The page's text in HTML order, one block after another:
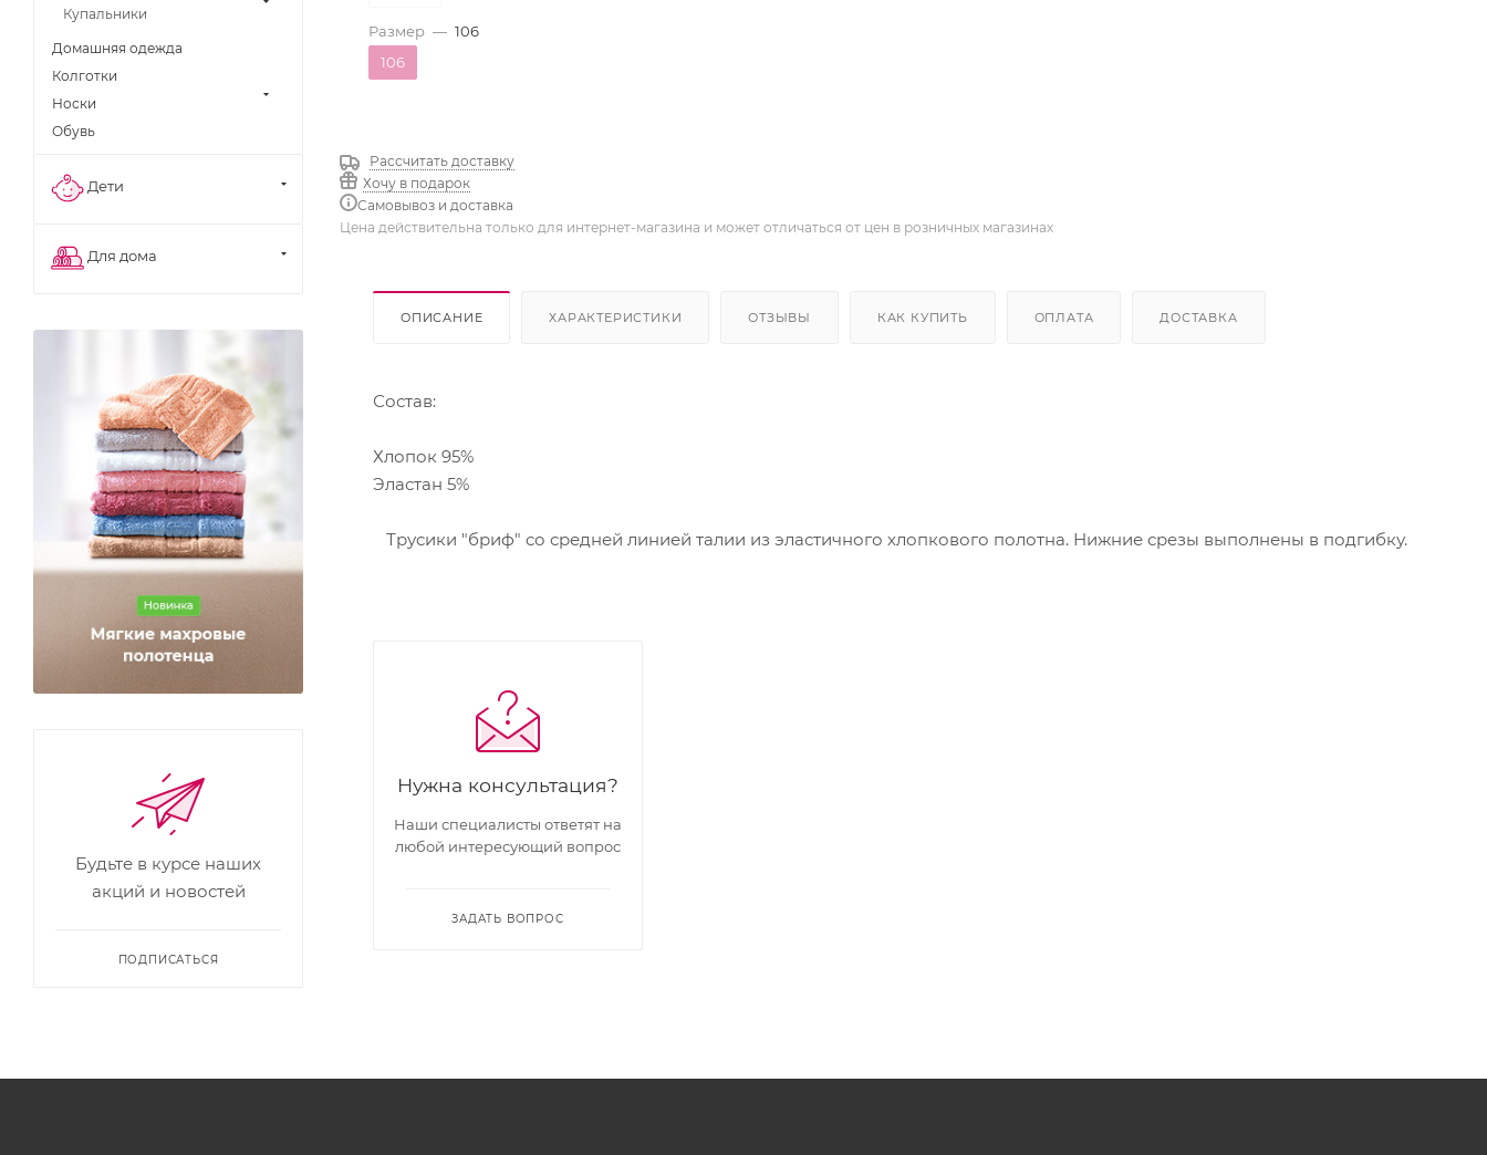
Размер — 106
106
Рассчитать доставку
Хочу в подарок
Самовывоз и доставка
Цена действительна только для интернет-магазина и может отличаться от цен в розничных магазинах
ОПИСАНИЕ ХАРАКТЕРИСТИКИ ОТЗЫВЫ КАК КУПИТЬ ОПЛАТА ДОСТАВКА
Состав:
Хлопок 95%
Эластан 5%
Трусики "бриф" со средней линией талии из эластичного хлопкового полотна. Нижние срезы выполнены в подгибку.
Нужна консультация?
Наши специалисты ответят на
любой интересующий вопрос
ЗАДАТЬ ВОПРОС
Купальники
Домашняя одежда
Колготки
Носки
Обувь
Дети
Для дома
Будьте в курсе наших
акций и новостей
ПОДПИСАТЬСЯ